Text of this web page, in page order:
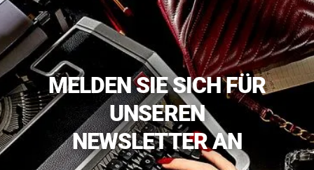
MELDEN SIE SICH FÜR
UNSEREN
NEWSLETTER AN